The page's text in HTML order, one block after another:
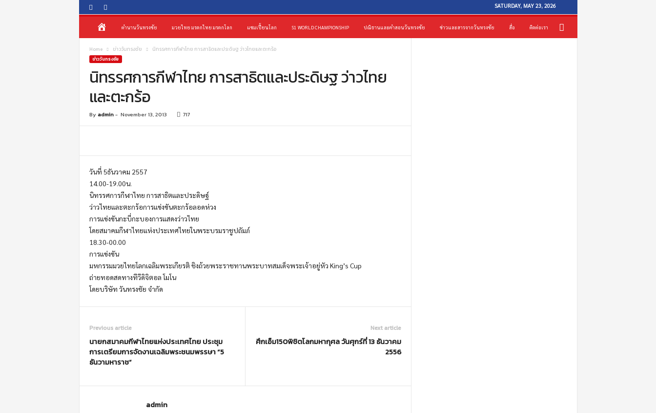
SATURDAY, MAY 23, 2026
O
e
น้
ร
ตำนานวันทรงชัย มวยไทย มรดกไทย มรดกโลก แชมเปี้ยนโลก S1 WORLD CHAMPIONSHIP ปณิธานและคำสอนวันทรงชัย ข่าวและสารจากวันทรงชัย สื่อ ติดต่อเรา
Home ข่าววันทรงชัย นิทรรศการกีฬาไทย การสาธิตและประดิษฐ ว่าวไทยและตะกร้อ
ข่าววันทรงชัย
นิทรรศการกีฬาไทย การสาธิตและประดิษฐ ว่าวไทย
และตะกร้อ
By admin- November 13, 2013 717
วันที่ 5ธันวาคม 2557
14.00-19.00น.
นิทรรศการกีฬาไทย การสาธิตและประดิษฐ์
ว่าวไทยและตะกร้อการแข่งขันตะกร้อลอดห่วง
การแข่งขันกะบี่กะบองการแสดงว่าวไทย
โดยสมาคมกีฬาไทยแห่งประเทศไทยในพระบรมราชูปถัมภ์
18.30-00.00
การแข่งขัน
มหกรรมมวยไทยโลกเฉลิมพระเกียรติ ชิงถ้วยพระราชทานพระบาทสมเด็จพระเจ้าอยู่หัว King’s Cup
ถ่ายทอดสดทางทีวีดิจิตอล โมโน
โดยบริษัท วันทรงชัย จำกัด
Previous article
นายกสมาคมกีฬาไทยแห่งประเทศไทย ประชุม
การเตรียมการจัดงานเฉลิมพระชนมพรรษา “5
ธันวามหาราช”
Next article
ศึกเอ็ม150พิชิตโลกมหากุศล วันศุกร์ที่ 13 ธันวาคม
2556
admin